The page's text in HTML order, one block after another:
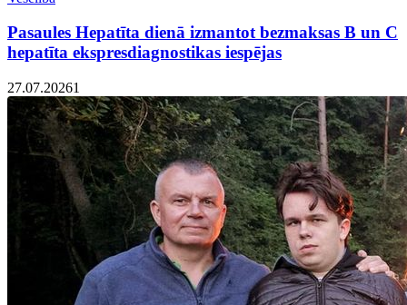
Pasaules Hepatīta dienā izmantot bezmaksas B un C
hepatīta ekspresdiagnostikas iespējas
27.07.20261